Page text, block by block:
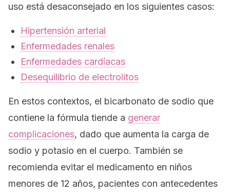
uso está desaconsejado en los siguientes casos:
Hipertensión arterial
Enfermedades renales
Enfermedades cardíacas
Desequilibrio de electrolitos
En estos contextos, el bicarbonato de sodio que
contiene la fórmula tiende a generar
complicaciones, dado que aumenta la carga de
sodio y potasio en el cuerpo. También se
recomienda evitar el medicamento en niños
menores de 12 años, pacientes con antecedentes